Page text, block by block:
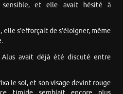
et elle avait hésité à
elle s’efforçait de s’éloigner, même
avait déjà été discuté entre
le sol, et son visage devint rouge